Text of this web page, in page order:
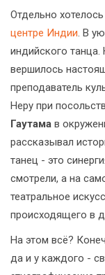
Отдельно
центре Индии. В
индийского
вершилось
преподаватель
Неру при
Гаутама в
рассказывал
танец - это
смотрели, а на
театральное
происходящего в
На этом всё?
да и у каждого -